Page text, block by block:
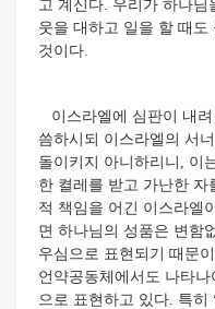
고 계신다. 우리가 하나님
웃을 대하고 일을 할 때
것이다.
이스라엘에 심판이 내
씀하시되 이스라엘의 서
돌이키지 아니하리니, 이
한 켤레를 받고 가난한
적 책임을 어긴 이스라엘
면 하나님의 성품은 변함
우심으로 표현되기 때문
언약공동체에서도 나타
으로 표현하고 있다. 특히